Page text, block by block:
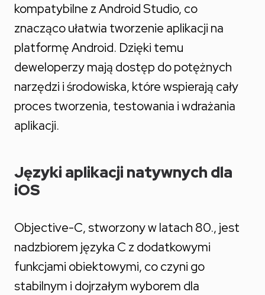
kompatybilne z Android Studio, co
znacząco ułatwia tworzenie aplikacji na
platformę Android. Dzięki temu
deweloperzy mają dostęp do potężnych
narzędzi i środowiska, które wspierają cały
proces tworzenia, testowania i wdrażania
aplikacji.
Języki aplikacji natywnych dla
iOS
Objective-C, stworzony w latach 80., jest
nadzbiorem języka C z dodatkowymi
funkcjami obiektowymi, co czyni go
stabilnym i dojrzałym wyborem dla